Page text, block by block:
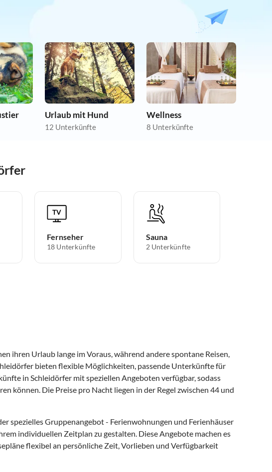
Urlaub mit Hund
12 Unterkünfte
Wellness
8 Unterkünfte
Fernseher
18 Unterkünfte
Sauna
2 Unterkünfte
ihren Urlaub lange im Voraus, während andere spontane Reisen,
bieten flexible Möglichkeiten, passende Unterkünfte für
in Schleidörfer mit speziellen Angeboten verfügbar, sodass
können. Die Preise pro Nacht liegen in der Regel zwischen 44 und
spezielles Gruppenangebot - Ferienwohnungen und Ferienhäuser
individuellen Zeitplan zu gestalten. Diese Angebote machen es
flexibel an persönliche Zeit, Vorlieben und Verfügbarkeit